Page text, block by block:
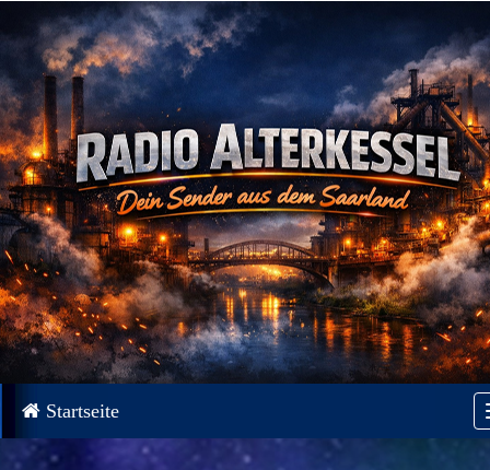
Startseite